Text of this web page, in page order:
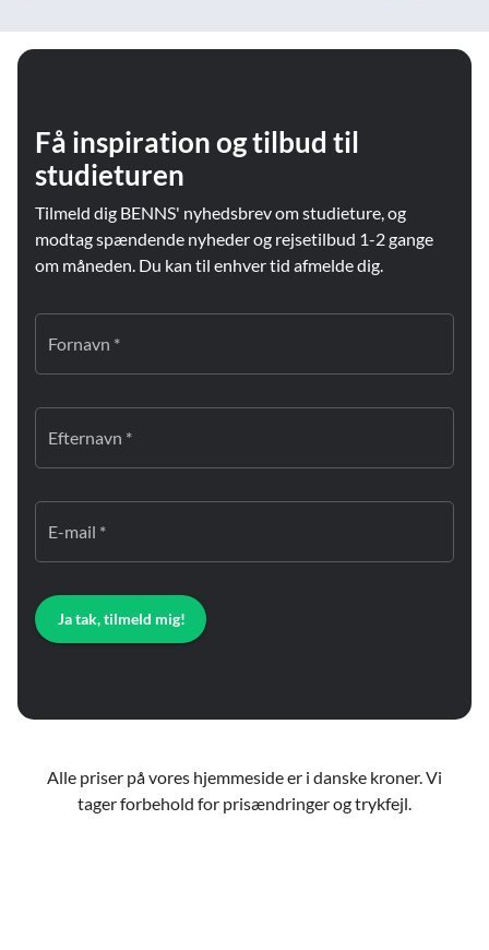
Få inspiration og tilbud til
studieturen
Tilmeld dig BENNS' nyhedsbrev om studieture, og
modtag spændende nyheder og rejsetilbud 1-2 gange
om måneden. Du kan til enhver tid afmelde dig.
Fornavn *
Efternavn *
E-mail *
Ja tak, tilmeld mig!
Alle priser på vores hjemmeside er i danske kroner. Vi
tager forbehold for prisændringer og trykfejl.